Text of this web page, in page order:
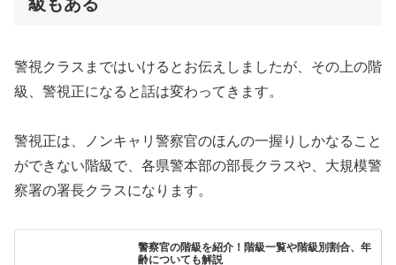
警視クラスまではいけるとお伝えしましたが、その上の階
級、警視正になると話は変わってきます。
警視正は、ノンキャリ警察官のほんの一握りしかなること
ができない階級で、各県警本部の部長クラスや、大規模警
察署の署長クラスになります。
警察官の階級を紹介！階級一覧や階級別割合、年
齢についても解説